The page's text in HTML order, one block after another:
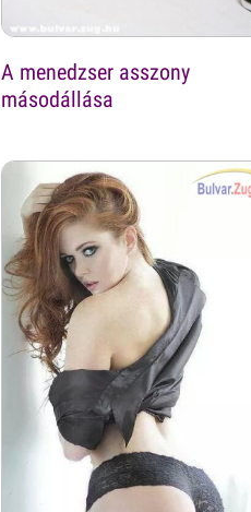
A menedzser asszony
másodállása